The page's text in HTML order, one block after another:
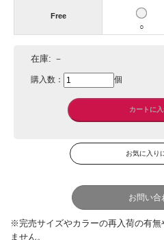
Free
○
在庫: －
購入数： 個
お問い合